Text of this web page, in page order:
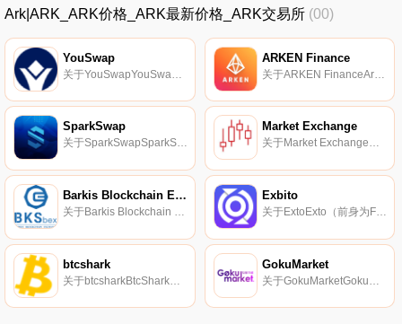
Ark|ARK_ARK价格_ARK最新价格_ARK交易所 (00)
YouSwap ARKEN Finance
SparkSwap
关于SparkSwapSparkSwap于2021年5月10日推出,是由总部位于菲律宾的SparkPoint Technologies股份有限公司开发的分散式自动做市商交易所。它支持币安智能链上的SRK（SRKb）、SFUEL、BNB和许多其他BEP-20代币对.
Market Exchange
关于Market ExchangeMarketExchange Corp成立于2021年4月,是一家总部位于塞舌尔的中央交易所.
Barkis Blockchain Exchange
关于Barkis Blockchain ExchangeBarkis Blockchain Exchange于2019年7月22日推出,是一家位于爱沙尼亚共和国基米亚省克里斯蒂因区塔林的集中式交易所.
Exbito
关于ExtoExto（前身为FarhadMarket）于2019年6月推出,是一家总部位于伊朗的集中式交易所。它支持IRR和TRY法定货币对.
btcshark
关于btcsharkBtcShark于2019年2月推出,是一家位于新加坡的集中式交易所,服务于全球市场.
GokuMarket